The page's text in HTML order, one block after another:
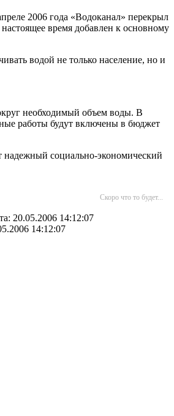
2006 года «Водоканал» перекрыл
время добавлен к основному
водой не только население, но и
необходимый объем воды. В
работы будут включены в бюджет
надежный социально-экономический
Скоро что то будет...
20.05.2006 14:12:07
14:12:07